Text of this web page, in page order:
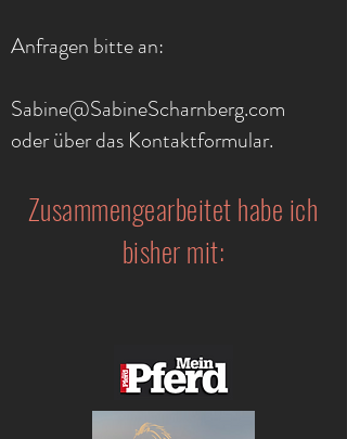
Anfragen bitte an:
Sabine@SabineScharnberg.com
oder über das Kontaktformular.
Zusammengearbeitethabe ich
bisher mit: